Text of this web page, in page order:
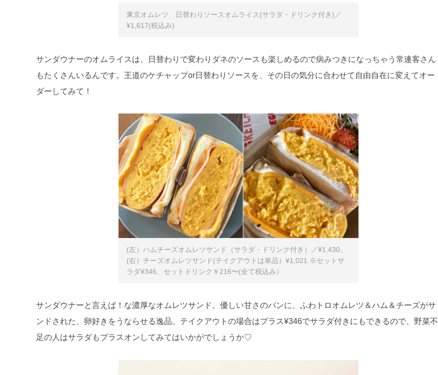
東京オムレツ 日替わりソースオムライス(サラダ・ドリンク付き)／
¥1,617(税込み)
サンダウナーのオムライスは、日替わりで変わりダネのソースも楽しめるので病みつきになっちゃう常連客さん
もたくさんいるんです。王道のケチャップor日替わりソースを、その日の気分に合わせて自由自在に変えてオー
ダーしてみて！
(左）ハムチーズオムレツサンド（サラダ・ドリンク付き）／¥1,430、
(右）チーズオムレツサンド(テイクアウトは単品）¥1,021 ※セットサ
ラダ¥346、セットドリンク￥216〜(全て税込み）
サンダウナーと言えば！な濃厚なオムレツサンド。優しい甘さのパンに、ふわトロオムレツ＆ハム＆チーズがサ
ンドされた、卵好きをうならせる逸品。テイクアウトの場合はプラス¥346でサラダ付きにもできるので、野菜不
足の人はサラダもプラスオンしてみてはいかがでしょうか♡